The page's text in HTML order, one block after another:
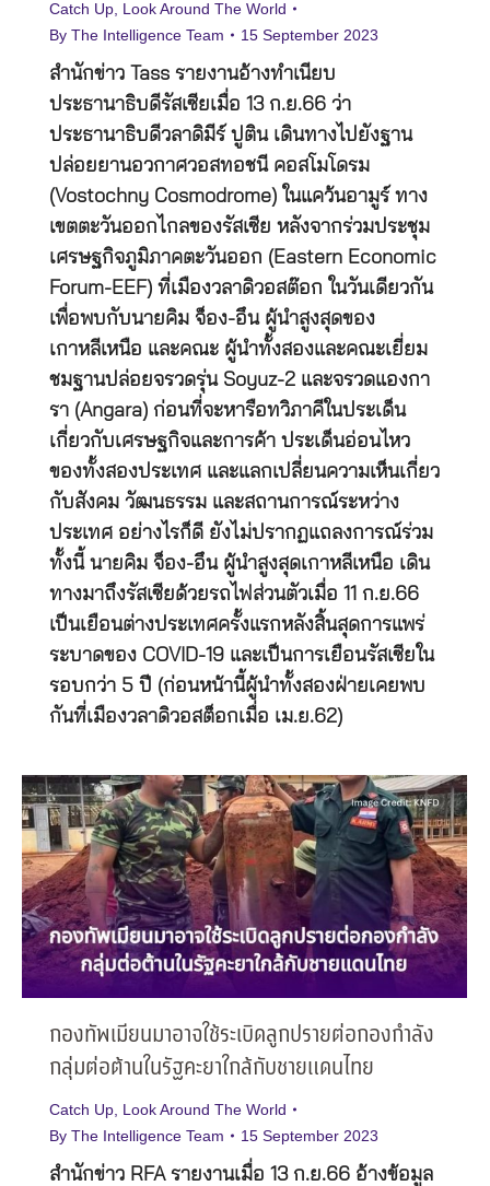
Catch Up Look Around The World
By The Intelligence Team 15 September 2023
สำนักข่าว Tass รายงานอ้างทำเนียบ
ประธานาธิบดีรัสเซียเมื่อ 13 ก.ย.66 ว่า
ประธานาธิบดีวลาดิมีร์ ปูติน เดินทางไปยังฐาน
ปล่อยยานอวกาศวอสทอชนี คอสโมโดรม
(Vostochny Cosmodrome) ในแคว้นอามูร์ ทาง
เขตตะวันออกไกลของรัสเซีย หลังจากร่วมประชุม
เศรษฐกิจภูมิภาคตะวันออก (Eastern Economic
Forum-EEF) ที่เมืองวลาดิวอสต๊อก ในวันเดียวกัน
เพื่อพบกับนายคิม จ็อง-อึน ผู้นำสูงสุดของ
เกาหลีเหนือ และคณะ ผู้นำทั้งสองและคณะเยี่ยม
ชมฐานปล่อยจรวดรุ่น Soyuz-2 และจรวดแองกา
รา (Angara) ก่อนที่จะหารือทวิภาคีในประเด็น
เกี่ยวกับเศรษฐกิจและการค้า ประเด็นอ่อนไหว
ของทั้งสองประเทศ และแลกเปลี่ยนความเห็นเกี่ยว
กับสังคม วัฒนธรรม และสถานการณ์ระหว่าง
ประเทศ อย่างไรก็ดี ยังไม่ปรากฏแถลงการณ์ร่วม
ทั้งนี้ นายคิม จ็อง-อึน ผู้นำสูงสุดเกาหลีเหนือ เดิน
ทางมาถึงรัสเซียด้วยรถไฟส่วนตัวเมื่อ 11 ก.ย.66
เป็นเยือนต่างประเทศครั้งแรกหลังสิ้นสุดการแพร่
ระบาดของ COVID-19 และเป็นการเยือนรัสเซียใน
รอบกว่า 5 ปี (ก่อนหน้านี้ผู้นำทั้งสองฝ่ายเคยพบ
กันที่เมืองวลาดิวอสต็อกเมื่อ เม.ย.62)
กองทัพเมียนมาอาจใช้ระเบิดลูกปรายต่อกองกำลัง
กลุ่มต่อต้านในรัฐคะยาใกล้กับชายแดนไทย
Catch Up Look Around The World
By The Intelligence Team 15 September 2023
สำนักข่าว RFA รายงานเมื่อ 13 ก.ย.66 อ้างข้อมูล